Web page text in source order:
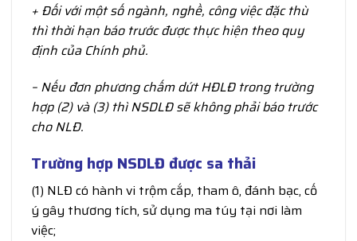
+ Đối với một số ngành, nghề, công việc đặc thù
thì thời hạn báo trước được thực hiện theo quy
định của Chính phủ.
– Nếu đơn phương chấm dứt HĐLĐ trong trường
hợp (2) và (3) thì NSDLĐ sẽ không phải báo trước
cho NLĐ.
Trường hợp NSDLĐ được sa thải
(1) NLĐ có hành vi trộm cắp, tham ô, đánh bạc, cố
ý gây thương tích, sử dụng ma túy tại nơi làm
việc;